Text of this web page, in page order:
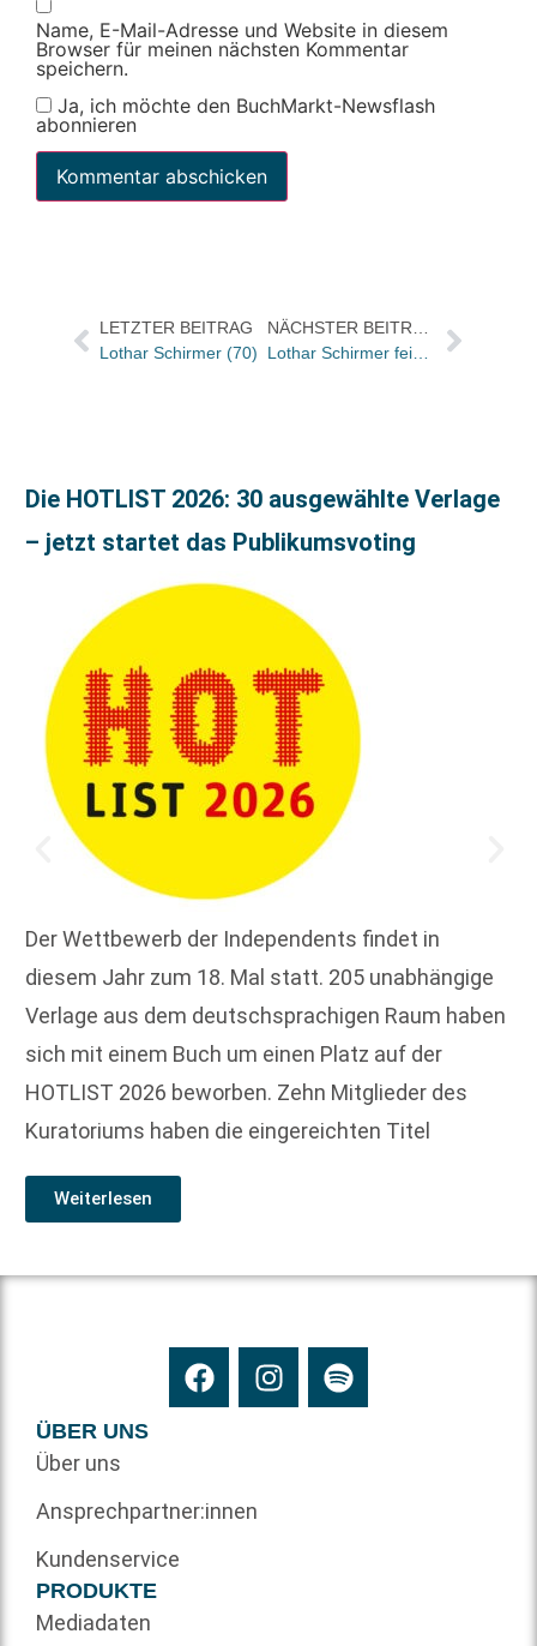
Name, E-Mail-Adresse und Website in diesem
Browser für meinen nächsten Kommentar
speichern.
Ja, ich möchte den BuchMarkt-Newsflash
abonnieren
LETZTER BEITRAG
Lothar Schirmer (70)
Die HOTLIST 2026: 30 ausgewählte Verlage
– jetzt startet das Publikumsvoting
Der Wettbewerb der Independents findet in
diesem Jahr zum 18. Mal statt. 205 unabhängige
Verlage aus dem deutschsprachigen Raum haben
sich mit einem Buch um einen Platz auf der
HOTLIST 2026 beworben. Zehn Mitglieder des
Kuratoriums haben die eingereichten Titel
Weiterlesen
ÜBER UNS
Über uns
Ansprechpartner:innen
Kundenservice
PRODUKTE
Mediadaten